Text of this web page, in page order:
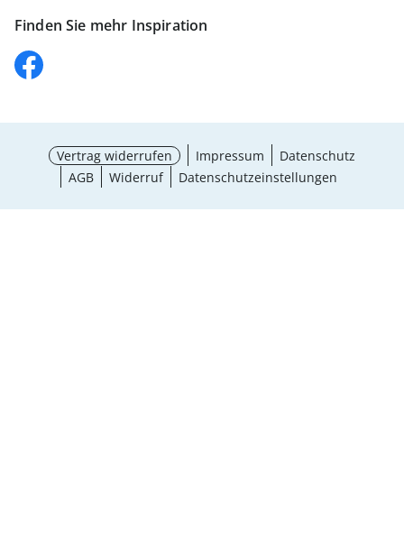
Finden Sie mehr Inspiration
Vertrag widerrufen Impressum
Datenschutz
AGB
Widerruf Datenschutzeinstellungen